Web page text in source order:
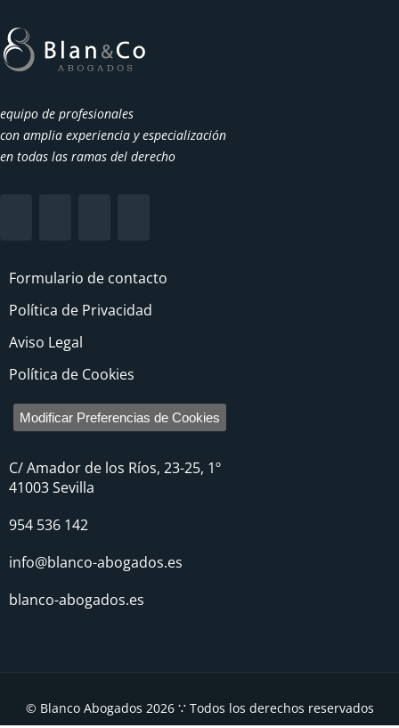
equipo de profesionales
con amplia experiencia y especialización
en todas las ramas del derecho
Formulario de contacto
Política de Privacidad
Aviso Legal
Política de Cookies
Modificar Preferencias de Cookies
C/ Amador de los Ríos, 23-25, 1º
41003 Sevilla
954 536 142
info@blanco-abogados.es
blanco-abogados.es
© Blanco Abogados 2026 ∵ Todos los derechos reservados